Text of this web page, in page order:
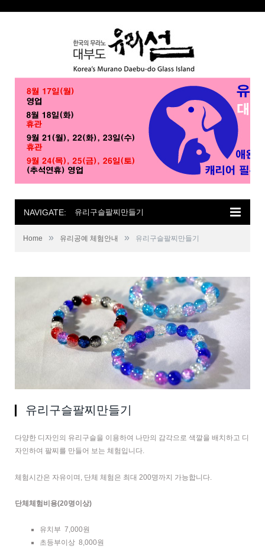
NAVIGATE: 유리구슬팔찌만들기
Home » 유리공예 체험안내 » 유리구슬팔찌만들기
유리구슬팔찌만들기
다양한 디자인의 유리구슬을 이용하여 나만의 감각으로 색깔을 배치하고 디
자인하여 팔찌를 만들어 보는 체험입니다.
체험시간은 자유이며, 단체 체험은 최대 200명까지 가능합니다.
단체체험비용(20명이상)
유치부 7,000원
초등부이상 8,000원